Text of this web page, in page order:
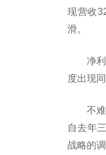
现营收
滑。
净
度出现
不
自去年
战略的调